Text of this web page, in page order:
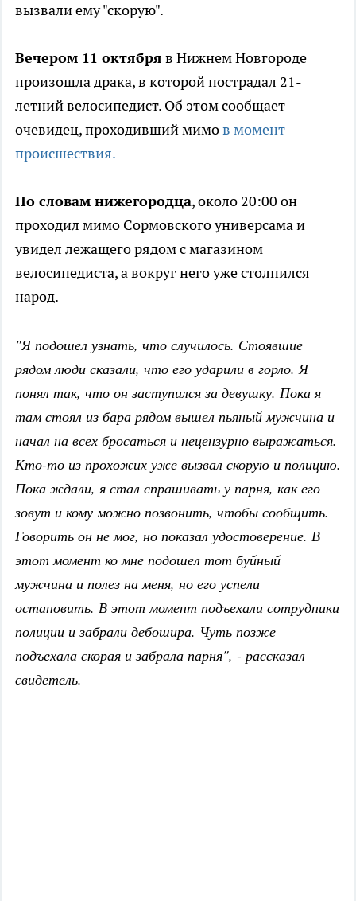
вызвали ему "скорую".
Вечером 11 октября в Нижнем Новгороде
произошла драка, в которой пострадал 21-
летний велосипедист. Об этом сообщает
очевидец, проходивший мимов момент
происшествия.
По словам нижегородца, около 20:00 он
проходил мимо Сормовского универсама и
увидел лежащего рядом с магазином
велосипедиста, а вокруг него уже столпился
народ.
"Я подошел узнать, что случилось. Стоявшие
рядом люди сказали, что его ударили в горло. Я
понял так, что он заступился за девушку. Пока я
там стоял из бара рядом вышел пьяный мужчина и
начал на всех бросаться и нецензурно выражаться.
Кто-то из прохожих уже вызвал скорую и полицию.
Пока ждали, я стал спрашивать у парня, как его
зовут и кому можно позвонить, чтобы сообщить.
Говорить он не мог, но показал удостоверение. В
этот момент ко мне подошел тот буйный
мужчина и полез на меня, но его успели
остановить. В этот момент подъехали сотрудники
полиции и забрали дебошира. Чуть позже
подъехала скорая и забрала парня", - рассказал
свидетель.